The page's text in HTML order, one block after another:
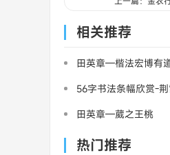
相关推荐
田英章—楷法宏博有
56字书法条幅欣赏-
田英章—葳之王桃
热门推荐